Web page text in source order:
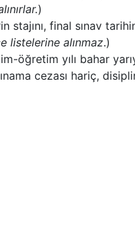
)
stajını, final sınav
listelerine alınmaz.)
öğretim yılı bahar
cezası hariç,